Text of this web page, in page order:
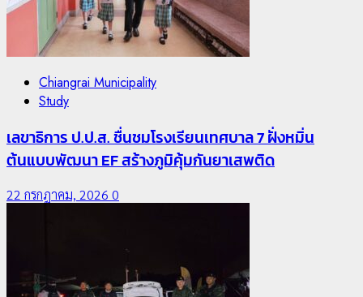
5
News
มอบบัตรประจำตัวบุคคลผู้ไม่มีสถานะทางทะเบียน แก่
นักเรียนเลขประจำตัว G อำเภอแม่สรวย
20 กรกฎาคม, 20260
Chiangrai Municipality
Study
เลขาธิการ ป.ป.ส. ชื่นชมโรงเรียนเทศบาล 7 ฝั่งหมิ่น
ต้นแบบพัฒนา EF สร้างภูมิคุ้มกันยาเสพติด
22 กรกฎาคม, 2026 0